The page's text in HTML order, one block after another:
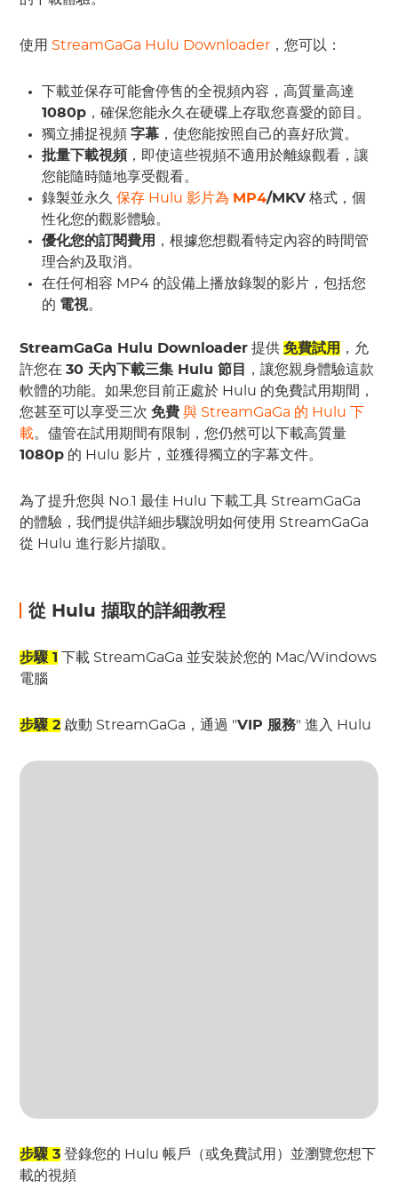
使用 StreamGaGa Hulu Downloader ，您可以：
下載並保存可能會停售的全視頻內容，高質量高達
1080p ，確保您能永久在硬碟上存取您喜愛的節目。
獨立捕捉視頻字幕 ，使您能按照自己的喜好欣賞。
批量下載視頻 ，即使這些視頻不適用於離線觀看，讓
您能隨時隨地享受觀看。
錄製並永久保存 Hulu 影片為 MP4/MKV 格式，個
性化您的觀影體驗。
優化您的訂閱費用
，根據您想觀看特定內容的時間管
理合約及取消。
在任何相容 MP4 的設備上播放錄製的影片，包括您
的 電視。
StreamGaGa Hulu Downloader 提供免費試用
，允
許您在30 天內下載三集 Hulu 節目
，讓您親身體驗這款
軟體的功能。如果您目前正處於 Hulu 的免費試用期間，
您甚至可以享受三次免費 與 StreamGaGa 的 Hulu 下
載。儘管在試用期間有限制，您仍然可以下載高質量
1080p 的 Hulu 影片，並獲得獨立的字幕文件。
為了提升您與 No.1 最佳 Hulu 下載工具 StreamGaGa
的體驗，我們提供詳細步驟說明如何使用 StreamGaGa
從 Hulu 進行影片擷取。
從 Hulu 擷取的詳細教程
步驟 1
下載 StreamGaGa 並安裝於您的 Mac/Windows
電腦
步驟 2 啟動 StreamGaGa，通過 "VIP 服務" 進入 Hulu
步驟 3 登錄您的 Hulu 帳戶（或免費試用）並瀏覽您想下
載的視頻